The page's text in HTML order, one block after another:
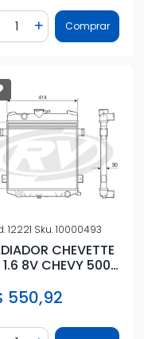
Diminuir Quantidade
AdicionarComprar
12221 Sku.10000493
CHEVETTE
1.6 8V CHEVY 500
550,92